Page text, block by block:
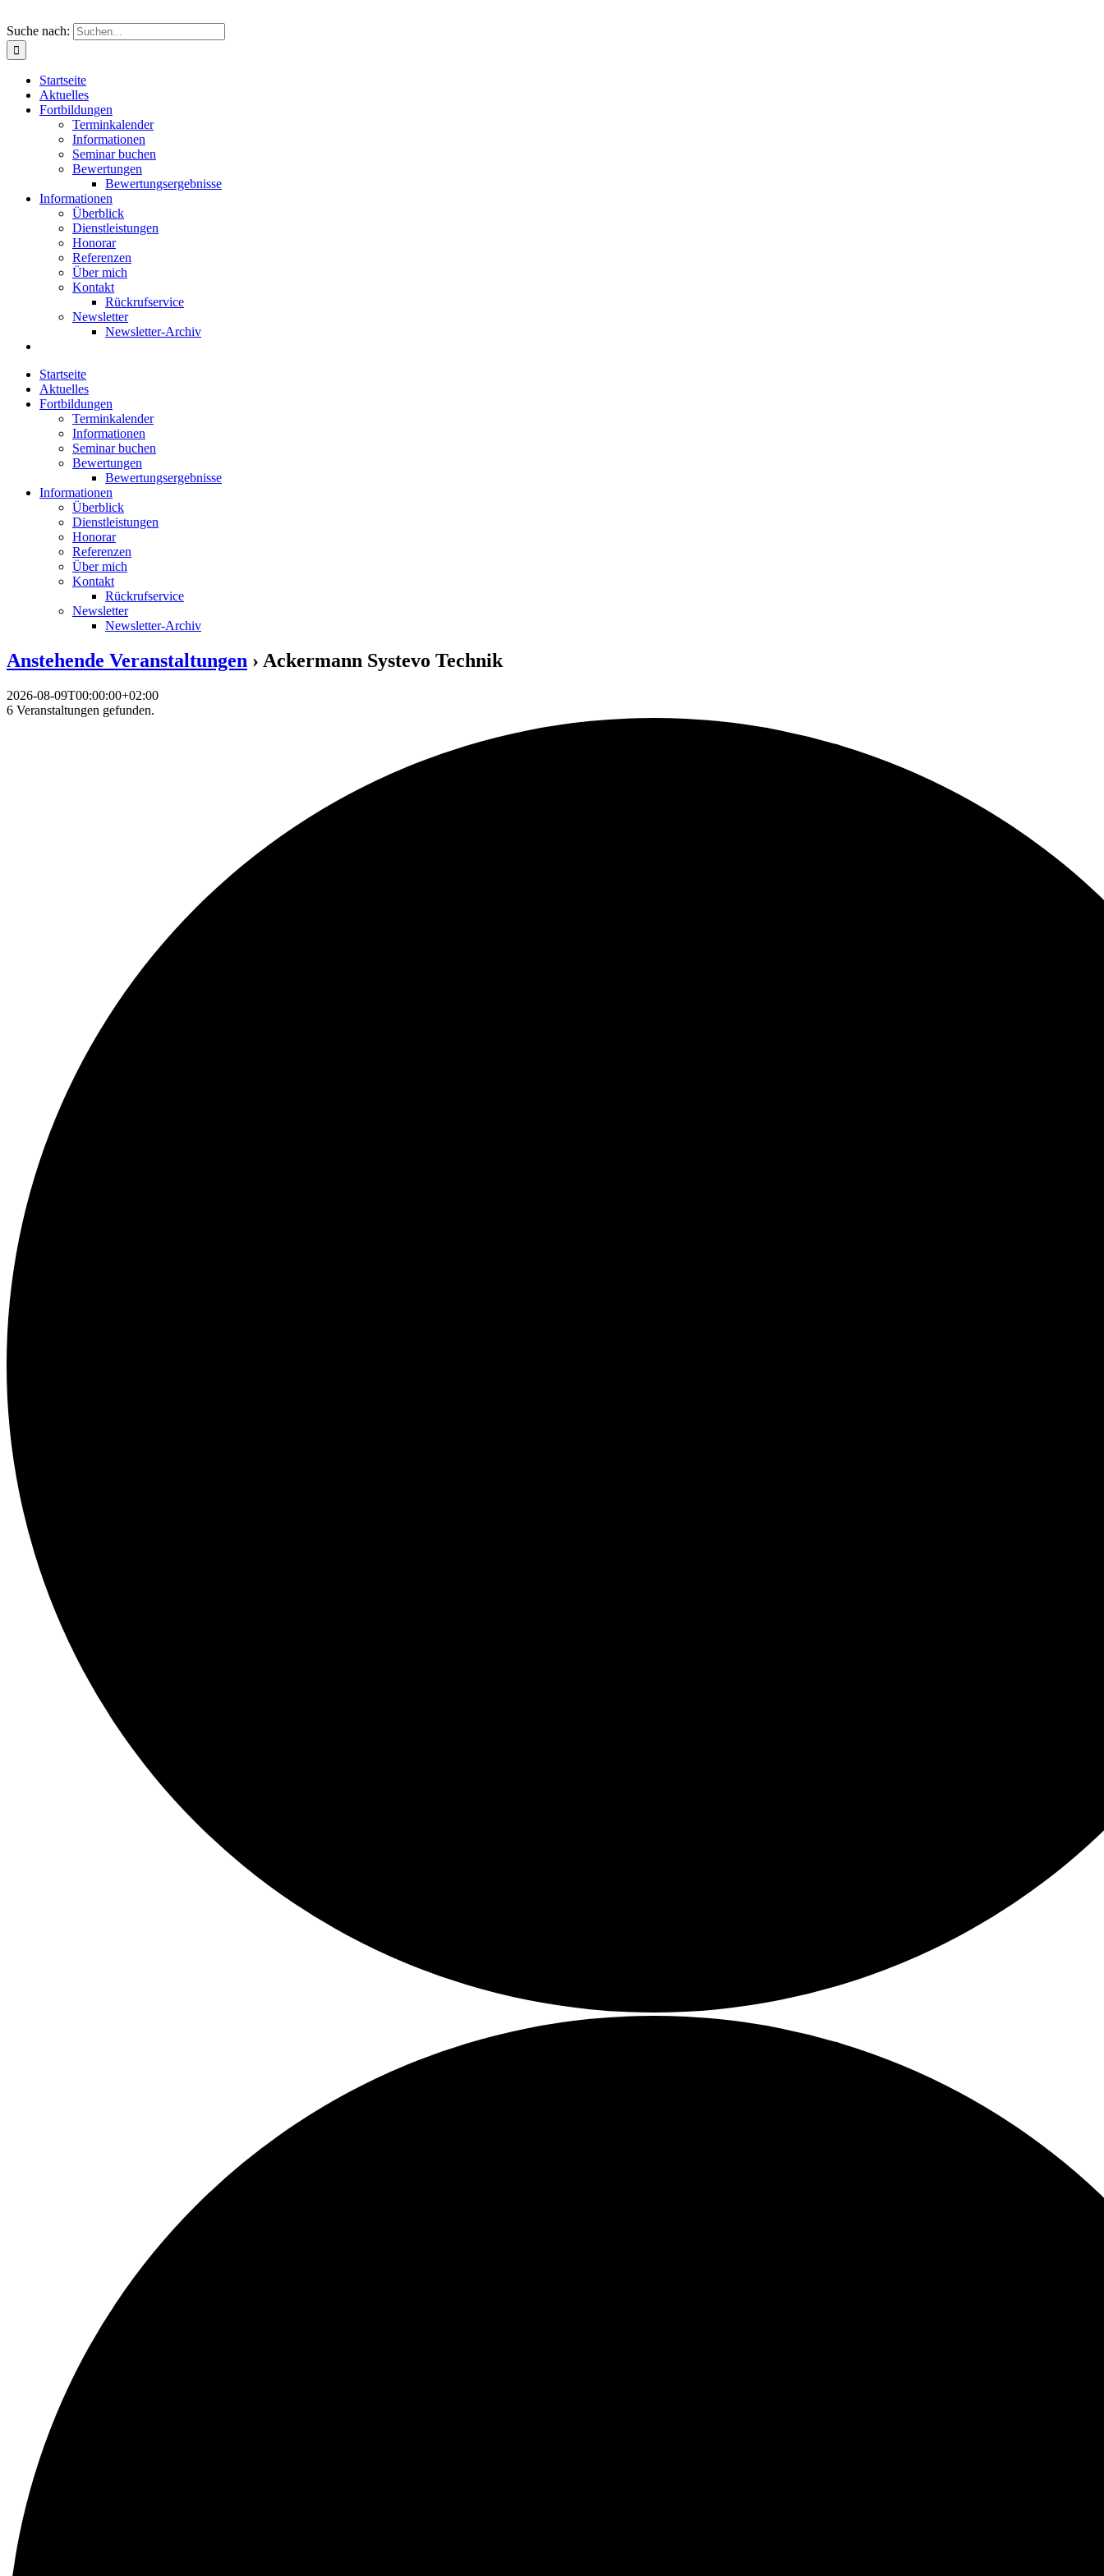
Suche nach:
Startseite
Aktuelles
Fortbildungen
Terminkalender
Informationen
Seminar buchen
Bewertungen
Bewertungsergebnisse
Informationen
Überblick
Dienstleistungen
Honorar
Referenzen
Über mich
Kontakt
Rückrufservice
Newsletter
Newsletter-Archiv
Startseite
Aktuelles
Fortbildungen
Terminkalender
Informationen
Seminar buchen
Bewertungen
Bewertungsergebnisse
Informationen
Überblick
Dienstleistungen
Honorar
Referenzen
Über mich
Kontakt
Rückrufservice
Newsletter
Newsletter-Archiv
Anstehende Veranstaltungen › Ackermann Systevo Technik
2026-08-09T00:00:00+02:00
6 Veranstaltungen gefunden.